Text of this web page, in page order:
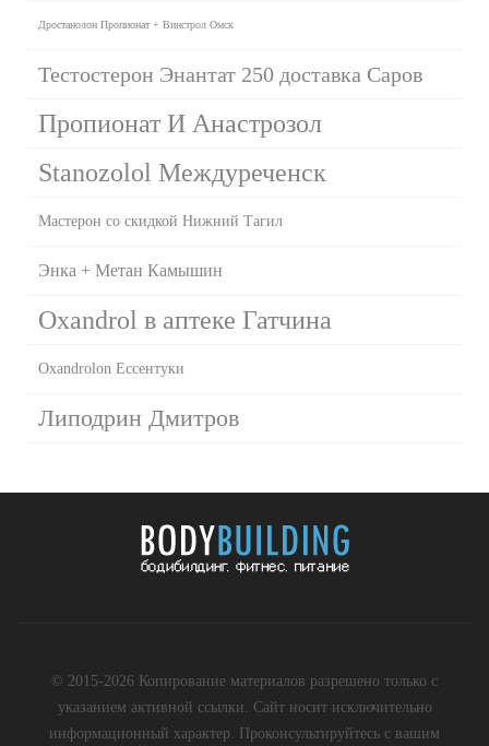
Дростанолон Пропионат + Винстрол Омск
Тестостерон Энантат 250 доставка Саров
Пропионат И Анастрозол
Stanozolol Междуреченск
Мастерон со скидкой Нижний Тагил
Энка + Метан Камышин
Oxandrol в аптеке Гатчина
Oxandrolon Ессентуки
Липодрин Дмитров
© 2015-2026 Копирование материалов разрешено только с
указанием активной ссылки. Сайт носит исключительно
информационный характер. Проконсультируйтесь с вашим